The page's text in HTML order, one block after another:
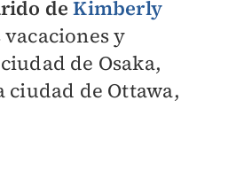
deKimberly
y
de Osaka,
ciudad de Ottawa,